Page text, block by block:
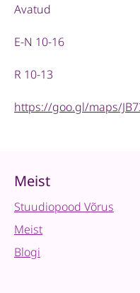
Avatud
E-N 10-16
R 10-13
https://goo.gl/maps/
Meist
Stuudiopood Võrus
Meist
Blogi